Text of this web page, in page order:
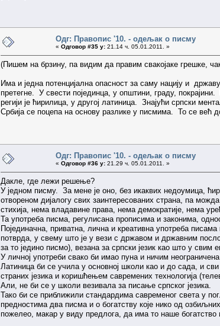
Одг: Правопис '10. - одељак о писму
« Одговор #35 у: 21.14 ч. 05.01.2011. »
(Пишем на брзину, па видим да правим свакојаке грешке,
Има и једна потенцијална опасност за саму нацију и
претегне. У свести појединца, у општини, граду,
регији је ћирилица, у другој латиница. Знајући српски
Србија се поцепа на основу разлике у писмима. То се већ
Одг: Правопис '10. - одељак о писму
« Одговор #36 у: 21.29 ч. 05.01.2011. »
Дакле, где лежи решење?
У једном писму. За мене је оно, без икаквих недоумица,
отвореном дијалогу свих заинтересованих страна, па
стихија, нема владавине права, нема демократије, нема
Та употреба писма, регулисана прописима и законима,
Појединачна, приватна, лична и креативна употреба
потврда, у свему што је у вези с државом и државним
за то једино писмо), везана за српски језик као што у
У личној употреби свако би имао пуна и ничим
Латиница би се учила у основној школи као и до сада, и
страних језика и коришћењем савремених технологија
Али, не би се у школи везивала за писање српског језика.
Тако би се приближили стандардима савременог света у
предностима два писма и о богатству које нико од
пожелео, макар у виду предлога, да има то наше богатство